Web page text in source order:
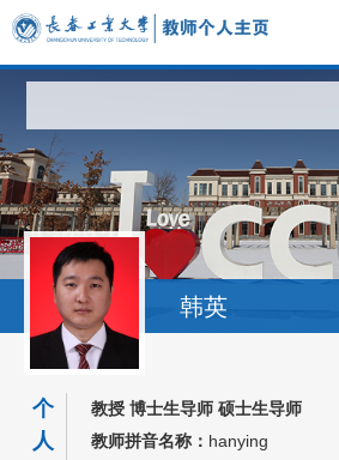
科学研究
教学研究
获奖信息
招生信息
学生信息
韩英
个
人
教授 博士生导师 硕士生导师
教师拼音名称： hanying